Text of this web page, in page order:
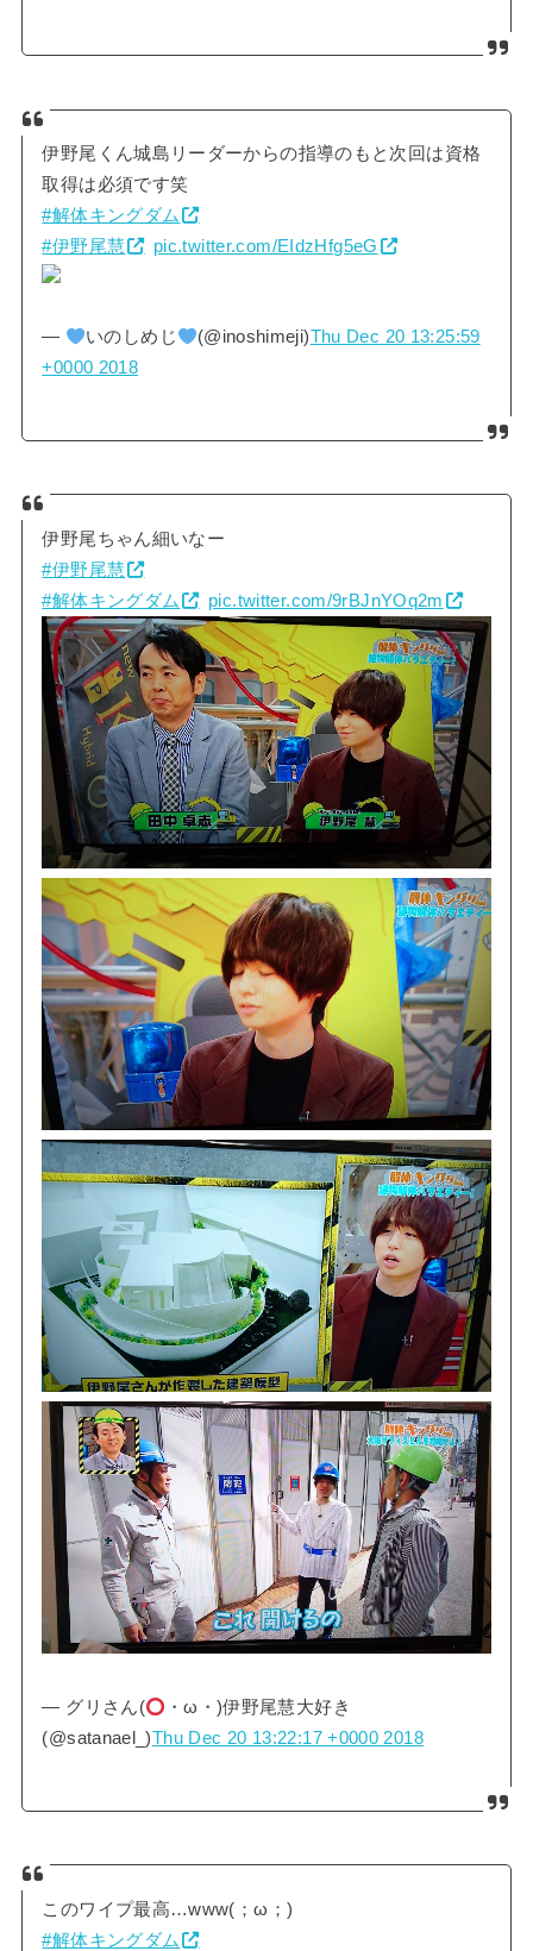
伊野尾くん城島リーダーからの指導のもと次回は資格
取得は必須です笑
#解体キングダム
#伊野尾慧
pic.twitter.com/EIdzHfg5eG
— いのしめじ (@inoshimeji)Thu Dec 20 13:25:59
+0000 2018
伊野尾ちゃん細いなー
#伊野尾慧
#解体キングダム
pic.twitter.com/9rBJnYOq2m
— グリさん(
・ω・)伊野尾慧大好き
(@satanael_)Thu Dec 20 13:22:17 +0000 2018
このワイプ最高…www(；ω；)
#解体キングダム